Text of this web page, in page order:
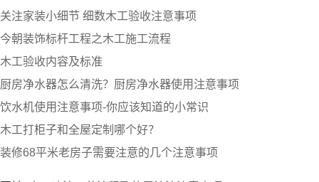
关注家装小细节 细数木工验收注意事项
今朝装饰标杆工程之木工施工流程
木工验收内容及标准
厨房净水器怎么清洗？厨房净水器使用注意事项
饮水机使用注意事项-你应该知道的小常识
木工打柜子和全屋定制哪个好？
装修68平米老房子需要注意的几个注意事项